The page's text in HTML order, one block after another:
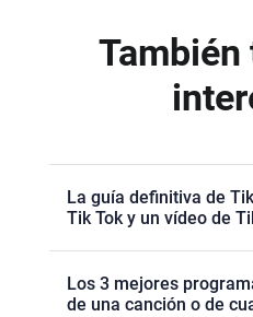
También
La guía definitiva de
Tik Tok y un vídeo de
Los 3 mejores
de una canción o de